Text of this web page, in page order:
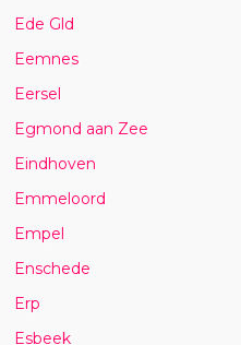
Ede Gld
Eemnes
Eersel
Egmond aan Zee
Eindhoven
Emmeloord
Empel
Enschede
Erp
Esbeek